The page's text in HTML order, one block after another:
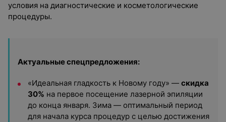
условия на диагностические и косметологические
процедуры.
Актуальные спецпредложения:
«Идеальная гладкость к Новому году» — скидка
30% на первое посещение лазерной эпиляции
до конца января. Зима — оптимальный период
для начала курса процедур с целью достижения